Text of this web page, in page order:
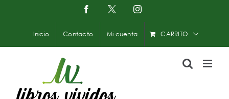
contenido
Facebook
X
Instagram
Inicio Contacto Mi cuenta CARRITO